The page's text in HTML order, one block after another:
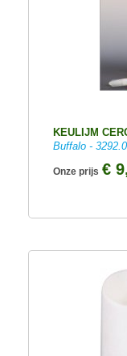
KEULIJM
Buffalo -
Onze prijs €